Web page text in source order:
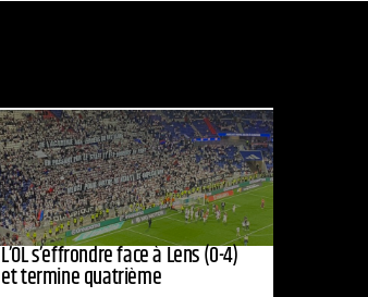
L’OL s’effrondre face à Lens (0-4)
et termine quatrième